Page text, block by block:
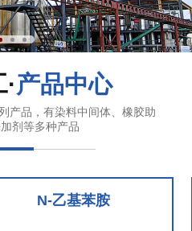
产品中心
产品，有染料中间体、橡胶助
剂等多种产品
N-乙基苯胺